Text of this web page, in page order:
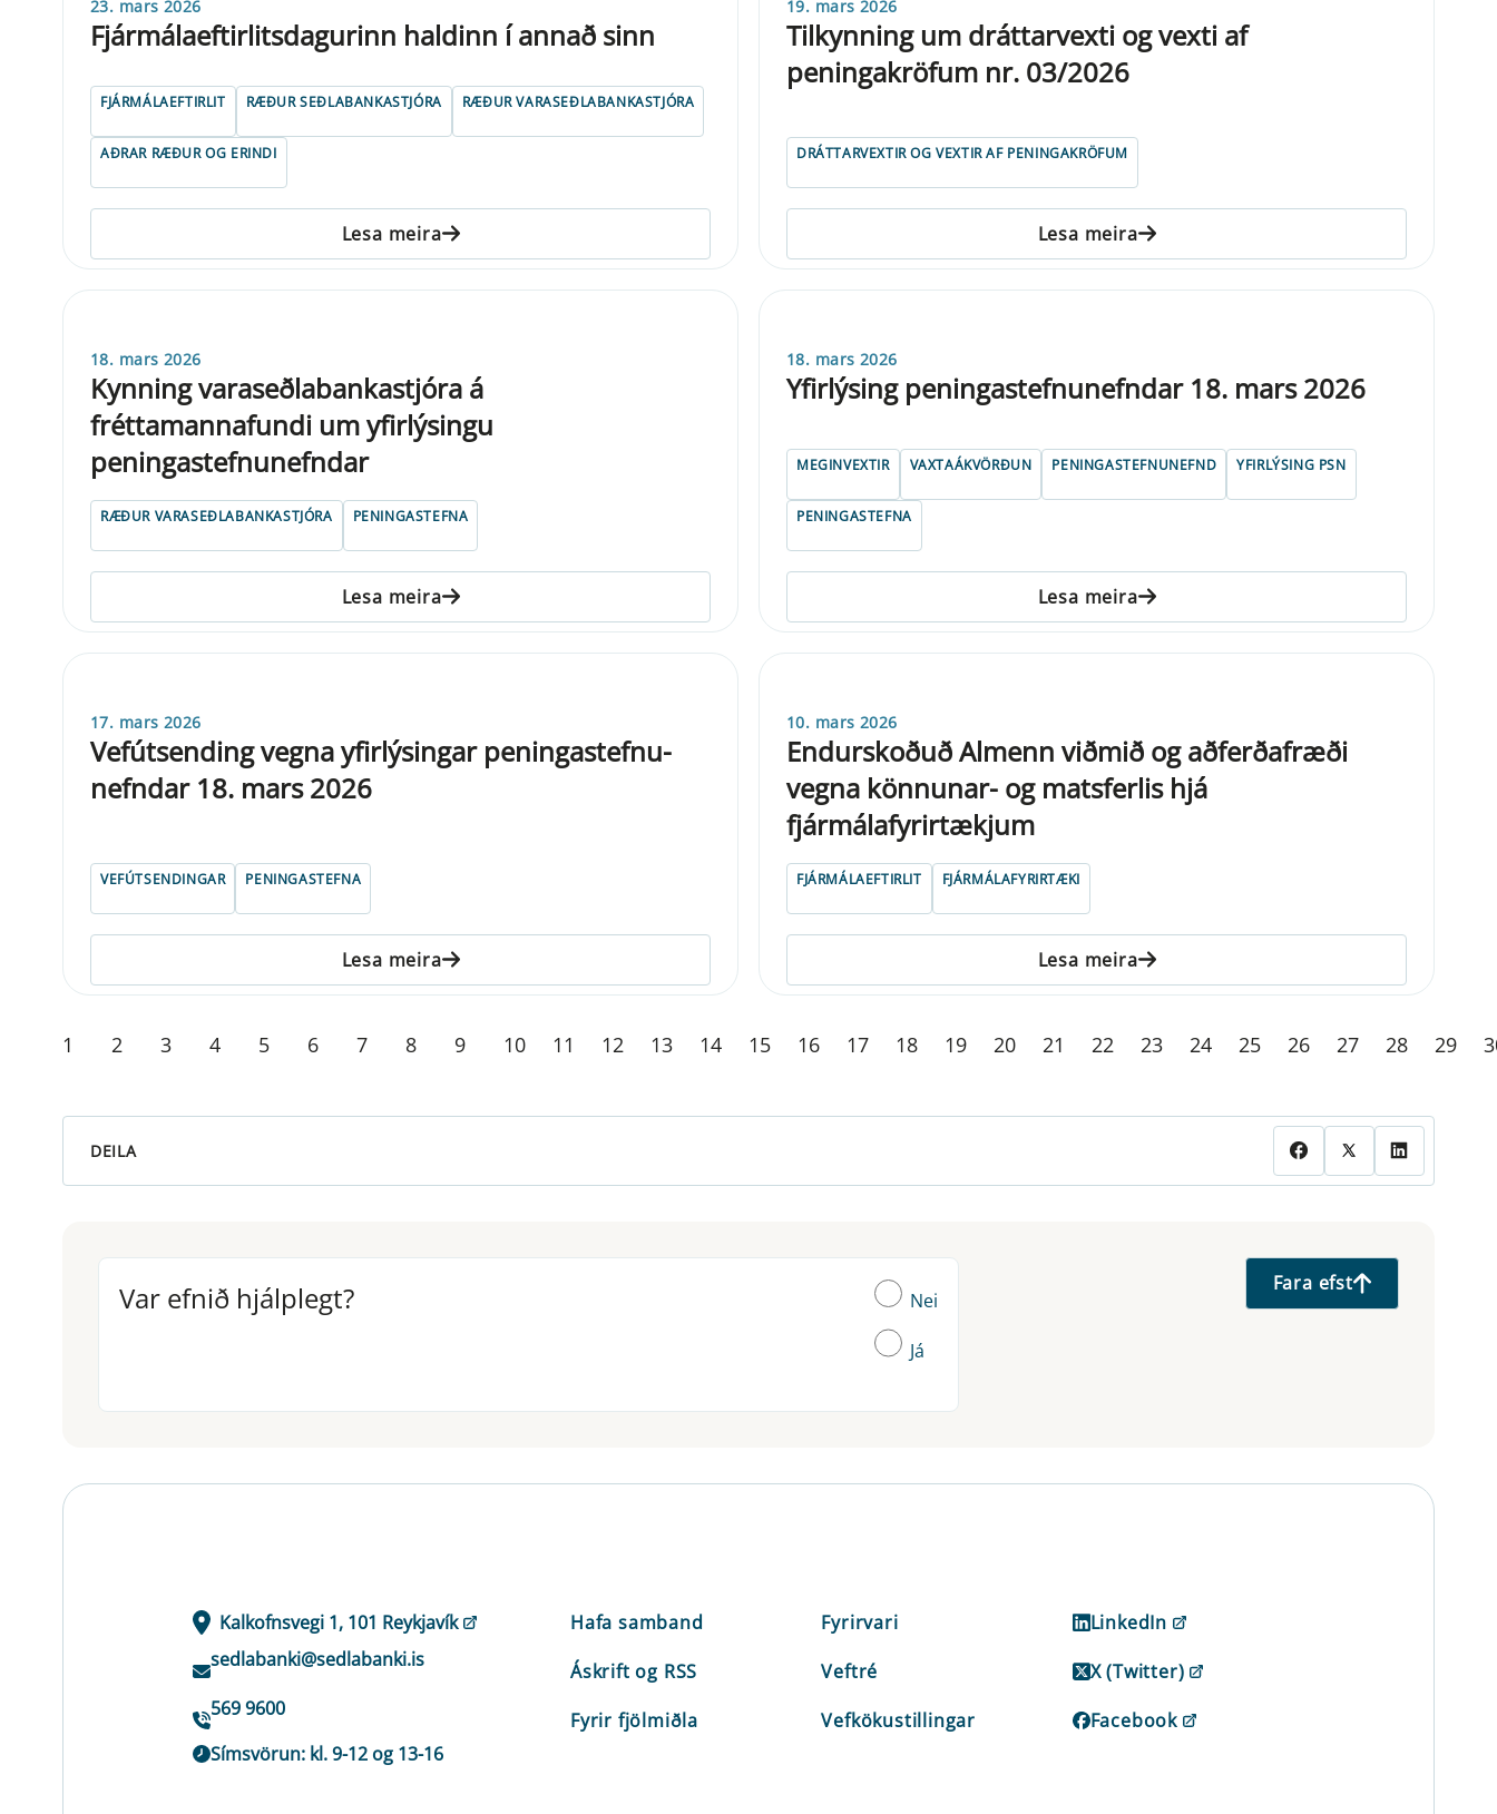
23. mars 2026
Fjármálaeftirlitsdagurinn haldinn í annað sinn
FJÁRMÁLAEFTIRLIT RÆÐUR SEÐLABANKASTJÓRA RÆÐUR VARASEÐLABANKASTJÓRA
AÐRAR RÆÐUR OG ERINDI
Lesa meira
19. mars 2026
Tilkynning um dráttarvexti og vexti af
peningakröfum nr. 03/2026
DRÁTTARVEXTIR OG VEXTIR AF PENINGAKRÖFUM
Lesa meira
18. mars 2026
Kynning varaseðlabankastjóra á
fréttamannafundi um yfirlýsingu
peningastefnunefndar
RÆÐUR VARASEÐLABANKASTJÓRA PENINGASTEFNA
Lesa meira
18. mars 2026
Yfirlýsing peningastefnunefndar 18. mars 2026
MEGINVEXTIR VAXTAÁKVÖRÐUN PENINGASTEFNUNEFND YFIRLÝSING PSN
PENINGASTEFNA
Lesa meira
17. mars 2026
Vefút­send­ing vegna yfi­r­lýs­ing­ar pen­inga­stefnu­
nefnd­ar 18. mars 2026
VEFÚTSENDINGAR PENINGASTEFNA
Lesa meira
10. mars 2026
Endurskoðuð Almenn viðmið og aðferðafræði
vegna könnunar- og matsferlis hjá
fjármálafyrirtækjum
FJÁRMÁLAEFTIRLIT FJÁRMÁLAFYRIRTÆKI
Lesa meira
1 2 3 4 5 6 7 8 9 10 11 12 13 14 15 16 17 18 19 20 21 22 23 24 25 26 27 28 29
DEILA
Var efnið hjálplegt?
Var efnið hjálplegt? Nei
Já
Fara efst
Kalkofnsvegi 1, 101 Reykjavík
sedlabanki@sedlabanki.is
569 9600
Símsvörun: kl. 9-12 og 13-16
Hafa samband
Áskrift og RSS
Fyrir fjölmiðla
Fyrirvari
Veftré
Vefkökustillingar
LinkedIn
X (Twitter)
Facebook